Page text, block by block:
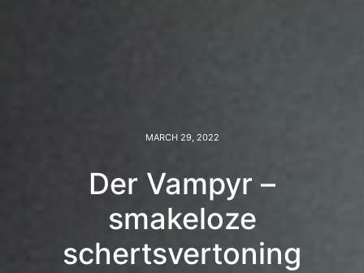
MARCH 29, 2022
Der Vampyr –
smakeloze
schertsvertoning